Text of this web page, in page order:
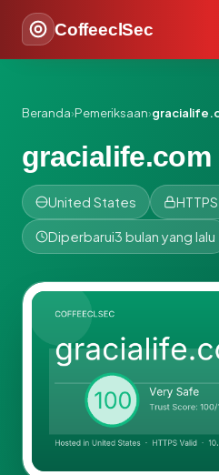
CoffeeclSec
Beranda›Pemeriksaan›
gracialife.com
United States
Diperbarui3 bulan yang lalu